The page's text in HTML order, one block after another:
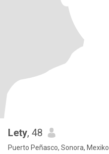
Lety, 48
Puerto Peñasco, Sonora, Mexiko